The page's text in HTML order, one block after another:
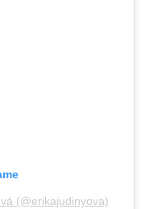
(@erikajudinyova)